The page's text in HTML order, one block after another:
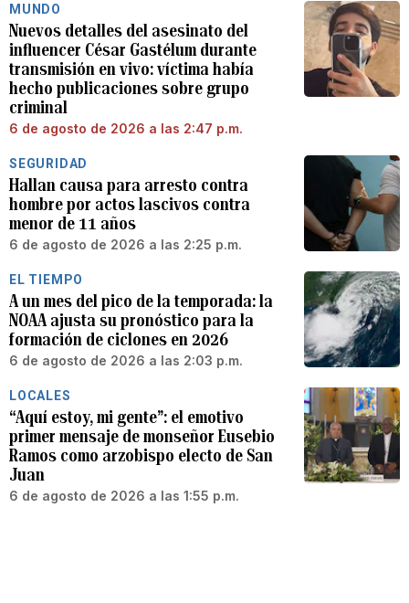
MUNDO
Nuevos detalles del asesinato del
influencer César Gastélum durante
transmisión en vivo: víctima había
hecho publicaciones sobre grupo
criminal
6 de agosto de 2026 a las 2:47 p.m.
SEGURIDAD
Hallan causa para arresto contra
hombre por actos lascivos contra
menor de 11 años
6 de agosto de 2026 a las 2:25 p.m.
EL TIEMPO
A un mes del pico de la temporada: la
NOAA ajusta su pronóstico para la
formación de ciclones en 2026
6 de agosto de 2026 a las 2:03 p.m.
LOCALES
“Aquí estoy, mi gente”: el emotivo
primer mensaje de monseñor Eusebio
Ramos como arzobispo electo de San
Juan
6 de agosto de 2026 a las 1:55 p.m.